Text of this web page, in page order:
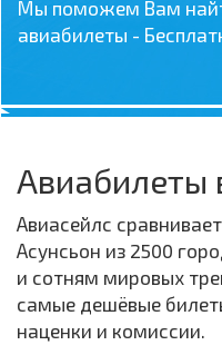
Мы поможем Вам
авиабилеты -
Авиабилеты
Авиасейлс
Асунсьон из 2500
и сотням мировых
самые дешёвые
наценки и комиссии.